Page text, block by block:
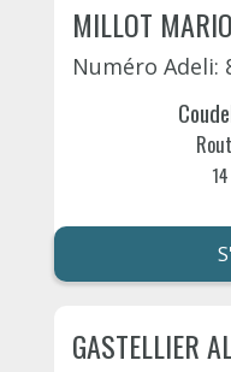
MILLOT
Numéro Adeli:
GASTELLIER